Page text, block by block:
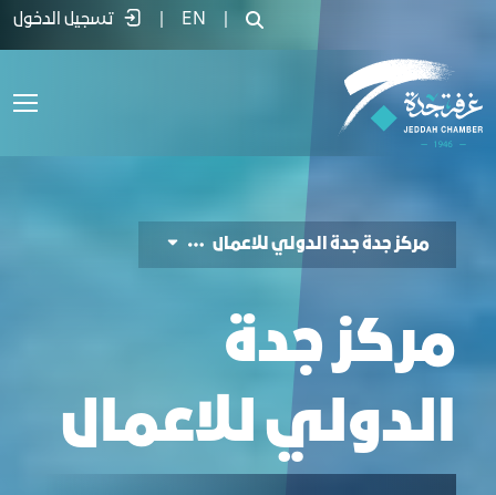
مركز المعارض والفعاليات - غرفة جدة
EN تسجيل الدخول
مركز جدة جدة الدولي للاعمال
مركز جدة
الدولي للاعمال